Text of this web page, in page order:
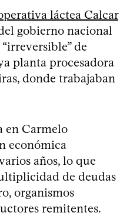
láctea Calcar
gobierno nacional
de
planta procesadora
donde trabajaban
en Carmelo
económica
años, lo que
de deudas
organismos
remitentes.